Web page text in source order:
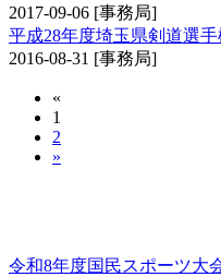
2017-09-06 [事務局]
平成28年度埼玉県剣道選
2016-08-31 [事務局]
«
1
2
»
令和8年度国民スポーツ